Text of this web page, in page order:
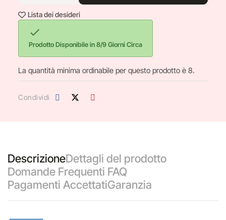
Lista dei desideri

Prodotto Disponibile in 8/9 Giorni Circa
La quantità minima ordinabile per questo prodotto è 8.
Condividi
DescrizioneDettagli del prodotto
Domande Frequenti FAQ
Pagamenti AccettatiGaranzia